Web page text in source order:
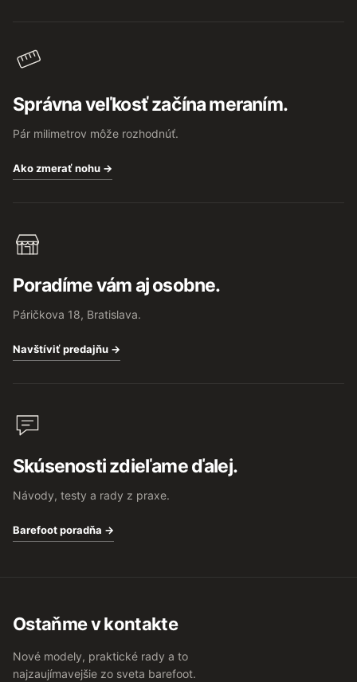
Správna veľkosť začína meraním.
Pár milimetrov môže rozhodnúť.
Ako zmerať nohu →
Poradíme vám aj osobne.
Páričkova 18, Bratislava.
Navštíviť predajňu →
Skúsenosti zdieľame ďalej.
Návody, testy a rady z praxe.
Barefoot poradňa →
Ostaňme v kontakte
Nové modely, praktické rady a to
najzaujímavejšie zo sveta barefoot.